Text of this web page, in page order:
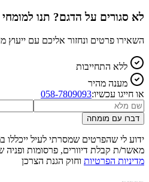
לא סגורים על הדגם? תנו למומחי
השאירו פרטים ונחזור אליכם עם
ללא התחייבות
מענה מהיר
או חייגו עכשיו:058-7809093
דברו עם מומחה
ידוע לי שהפרטים שמסרתי לעיל ייכללו
מאשר/ת קבלת דיוורים, פרסומות ופניה
מדיניות הפרטיות וחוק הגנת הצרכן